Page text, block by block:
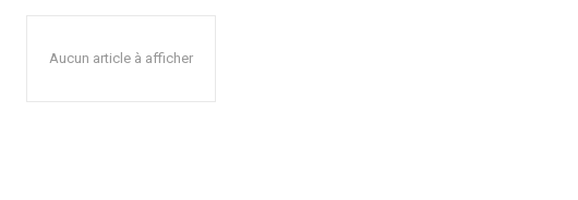
Aucun article à afficher